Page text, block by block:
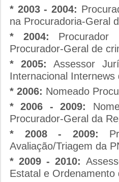
* 2003 - 2004:
na Procuradoria-Geral
* 2004:
Procurador-Geral de
* 2005: Assessor
Internacional
* 2006: Nomeado
* 2006 - 2009:
Procurador-Geral da
* 2008 - 2009:
Avaliação/Triagem da
* 2009 - 2010:
Estatal e